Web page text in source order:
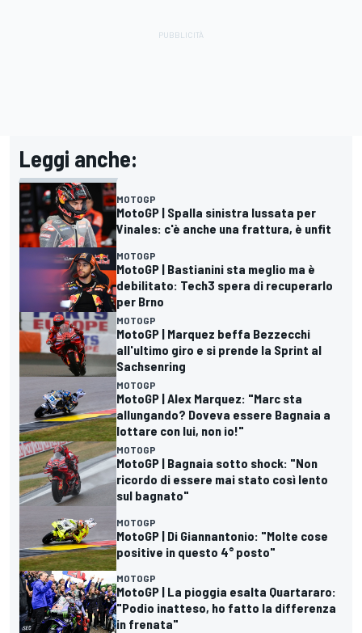
Leggi anche:
MOTOGP
MotoGP | Spalla sinistra lussata per
Vinales: c'è anche una frattura, è unfit
MOTOGP
MotoGP | Bastianini sta meglio ma è
debilitato: Tech3 spera di recuperarlo
per Brno
MOTOGP
MotoGP | Marquez beffa Bezzecchi
all'ultimo giro e si prende la Sprint al
Sachsenring
MOTOGP
MotoGP | Alex Marquez: "Marc sta
allungando? Doveva essere Bagnaia a
lottare con lui, non io!"
MOTOGP
MotoGP | Bagnaia sotto shock: "Non
ricordo di essere mai stato così lento
sul bagnato"
MOTOGP
MotoGP | Di Giannantonio: "Molte cose
positive in questo 4° posto"
MOTOGP
MotoGP | La pioggia esalta Quartararo:
"Podio inatteso, ho fatto la differenza
in frenata"